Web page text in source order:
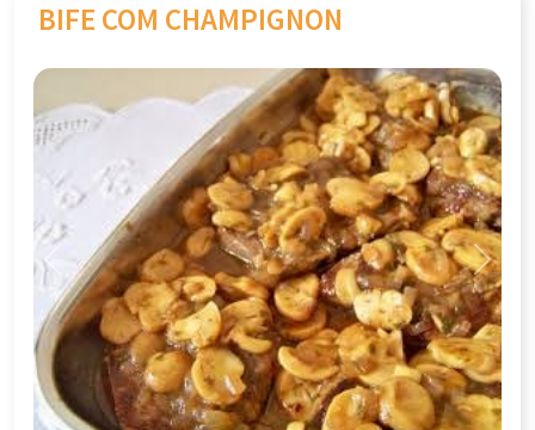
BIFE COM CHAMPIGNON
Previous Next